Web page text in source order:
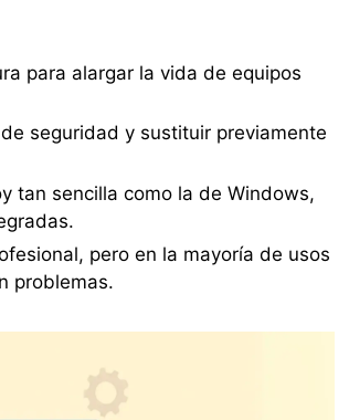
para alargar la vida de equipos
seguridad y sustituir previamente
tan sencilla como la de Windows,
pero en la mayoría de usos
problemas.